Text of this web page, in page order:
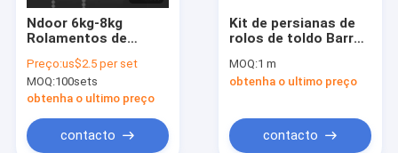
Ndoor 6kg-8kg
Rolamentos de
acessórios Roller
Shade Kit de
embreagem
embreagem de rolos
para cortina
Preço:us$2.5 per set
MOQ:100sets
obtenha o ultimo preço
contacto
Kit de persianas de
rolos de toldo Barras
exterior
Componentes de
MOQ:1 m
obtenha o ultimo preço
contacto